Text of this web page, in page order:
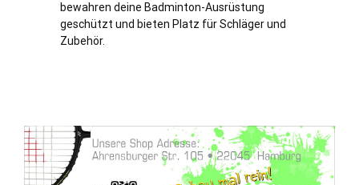
bewahren deine Badminton-Ausrüstung
geschützt und bieten Platz für Schläger und
Zubehör.